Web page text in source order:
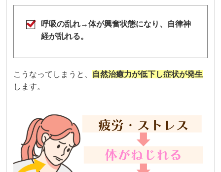
呼吸の乱れ→体が興奮状態になり、自律神
経が乱れる。
こうなってしまうと、
自然治癒力が低下し症状が発生
します。